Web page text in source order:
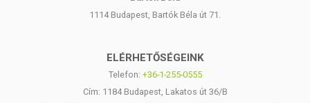
1114 Budapest, Bartók Béla út 71.
ELÉRHETŐSÉGEINK
Telefon: +36-1-255-0555
Cím: 1184 Budapest, Lakatos út 36/B